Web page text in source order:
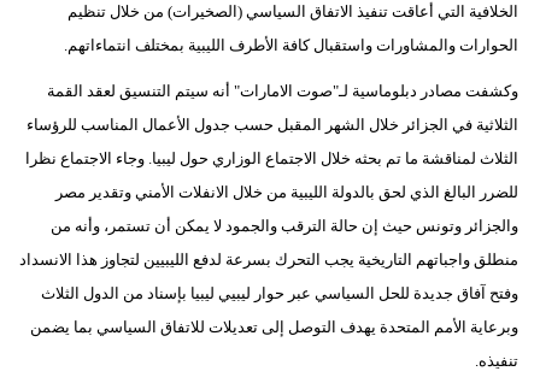
الخلافية التي أعاقت تنفيذ الاتفاق السياسي (الصخيرات) من خلال تنظيم
الحوارات والمشاورات واستقبال كافة الأطرف الليبية بمختلف انتماءاتهم.
وكشفت مصادر دبلوماسية لـ"صوت الامارات" أنه سيتم التنسيق لعقد القمة
الثلاثية في الجزائر خلال الشهر المقبل حسب جدول الأعمال المناسب للرؤساء
الثلاث لمناقشة ما تم بحثه خلال الاجتماع الوزاري حول ليبيا. وجاء الاجتماع نظرا
للضرر البالغ الذي لحق بالدولة الليبية من خلال الانفلات الأمني وتقدير مصر
والجزائر وتونس حيث إن حالة الترقب والجمود لا يمكن أن تستمر، وأنه من
منطلق واجباتهم التاريخية يجب التحرك بسرعة لدفع الليبيين لتجاوز هذا الانسداد
وفتح آفاق جديدة للحل السياسي عبر حوار ليبيي ليبيا بإسناد من الدول الثلاث
وبرعاية الأمم المتحدة يهدف التوصل إلى تعديلات للاتفاق السياسي بما يضمن
تنفيذه.